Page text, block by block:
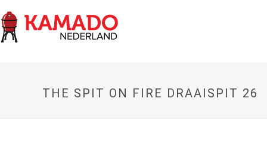
THE SPIT ON FIRE DRAAISPIT 26